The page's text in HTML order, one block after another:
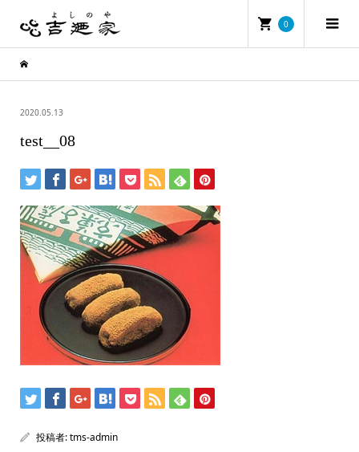
0
2020.05.13
test__08
投稿者:tms-admin